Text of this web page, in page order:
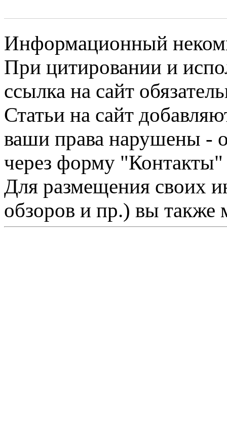
Информационный
При цитировании и
ссылка на сайт
Статьи на сайт
ваши права нарушены -
через форму "Контакты"
Для размещения своих
обзоров и пр.) вы также